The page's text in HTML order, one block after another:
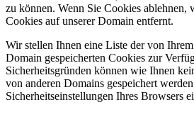
zu können. Wenn Sie Cookies ablehnen,
Cookies auf unserer Domain entfernt.
Wir stellen Ihnen eine Liste der von
Domain gespeicherten Cookies zur
Sicherheitsgründen können wie Ihnen
von anderen Domains gespeichert
Sicherheitseinstellungen Ihres Browsers